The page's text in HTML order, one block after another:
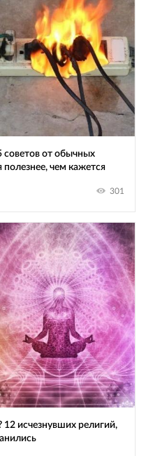
от обычных
чем кажется
301
12 исчезнувших религий,